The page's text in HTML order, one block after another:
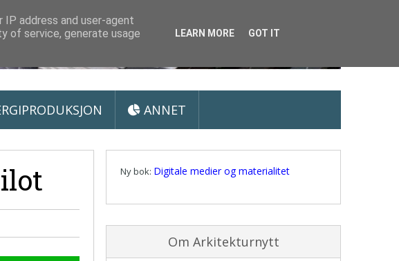
ANNET
Ny bok: Digitale medier og materialitet
Om Arkitekturnytt
address and user-agent
of service, generate usage
LEARN MORE GOT IT